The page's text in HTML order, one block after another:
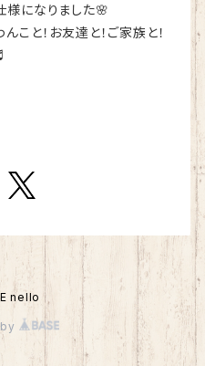
様になりました🌸
こと！お友達と！ご家族と！
nello